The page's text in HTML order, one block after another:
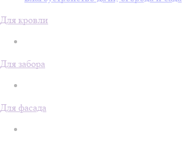
Для кровли
Для забора
Для фасада